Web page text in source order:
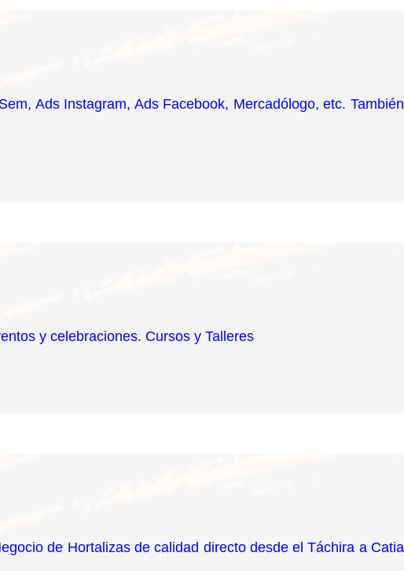
Ads Instagram, Ads Facebook, Mercadólogo, etc. También
y celebraciones. Cursos y Talleres
de Hortalizas de calidad directo desde el Táchira a Catia